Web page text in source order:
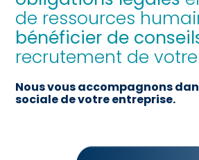
de ressources
bénéficier de
recrutement de
Nous vous accompagnons
sociale de votre entreprise.